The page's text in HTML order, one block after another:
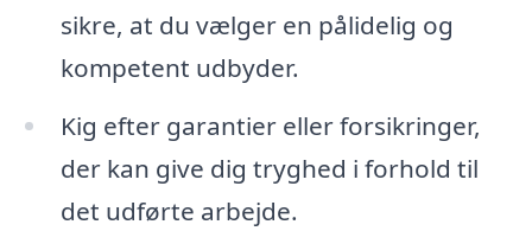
sikre, at du vælger en pålidelig og
kompetent udbyder.
Kig efter garantier eller forsikringer,
der kan give dig tryghed i forhold til
det udførte arbejde.